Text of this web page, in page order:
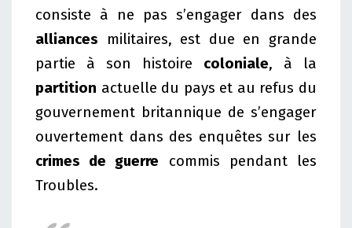
consiste à ne pas s’engager dans des
alliances militaires, est due en grande
partie à son histoire coloniale, à la
partition actuelle du pays et au refus du
gouvernement britannique de s’engager
ouvertement dans des enquêtes sur les
crimes de guerre commis pendant les
Troubles.